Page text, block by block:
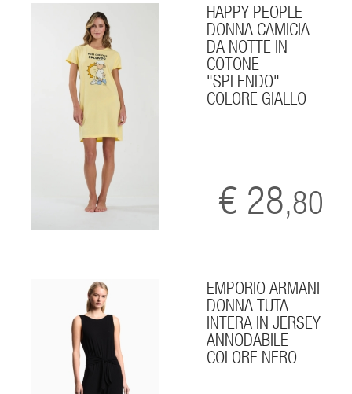
HAPPY PEOPLE
DONNA CAMICIA
DA NOTTE IN
COTONE
"SPLENDO"
COLORE GIALLO
€ 28,80
EMPORIO ARMANI
DONNA TUTA
INTERA IN JERSEY
ANNODABILE
COLORE NERO